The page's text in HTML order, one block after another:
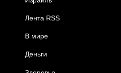
Лента RSS
В мире
Деньги